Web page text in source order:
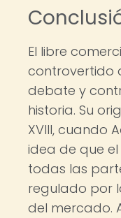
El libre
controvertido
debate y
historia. Su
XVIII, cuando
idea de que
todas las
regulado por
del mercado.